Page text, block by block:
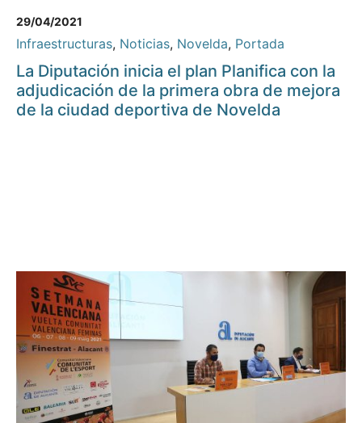
29/04/2021
Infraestructuras, Noticias, Novelda, Portada
La Diputación inicia el plan Planifica con la
adjudicación de la primera obra de mejora
de la ciudad deportiva de Novelda